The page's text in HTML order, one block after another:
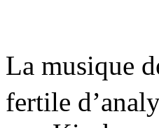
La musique
fertile